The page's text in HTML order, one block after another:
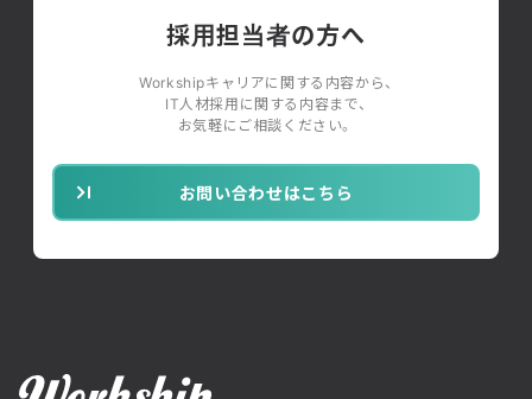
採用担当者の方へ
Workshipキャリアに関する内容から、
IT人材採用に関する内容まで、
お気軽にご相談ください。
お問い合わせはこちら